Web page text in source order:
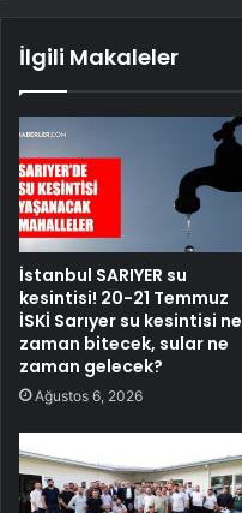
İlgili Makaleler
İstanbul SARIYER su
kesintisi! 20-21 Temmuz
İSKİ Sarıyer su kesintisi ne
zaman bitecek, sular ne
zaman gelecek?
Ağustos 6, 2026